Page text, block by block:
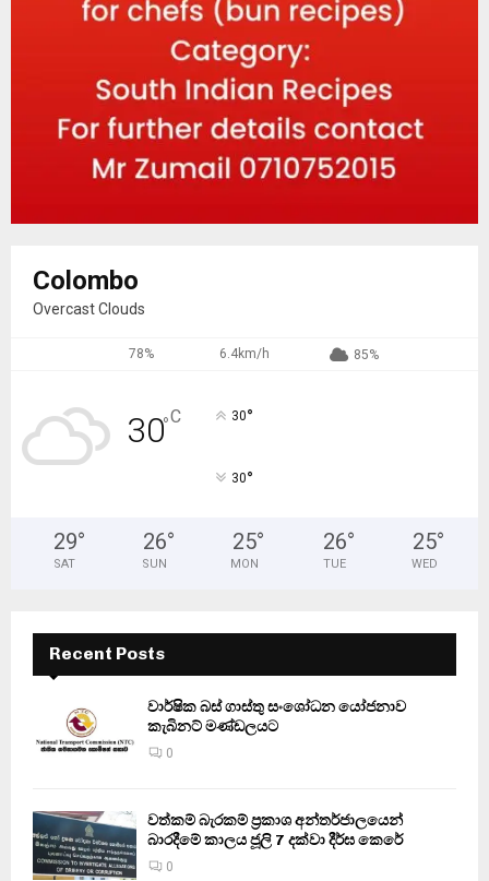
Colombo
Overcast Clouds
78% 6.4km/h 85%
30°C 30°
30°
29°
SAT
26°
SUN
25°
MON
26°
TUE
25°
WED
Recent Posts
වාර්ෂික බස් ගාස්තු සංශෝධන යෝජනාව
කැබිනට් මණ්ඩලයට
0
වත්කම් බැරකම් ප්‍රකාශ අන්තර්ජාලයෙන්
බාරදීමේ කාලය ජූලි 7 දක්වා දීර්ඝ කෙරේ
0